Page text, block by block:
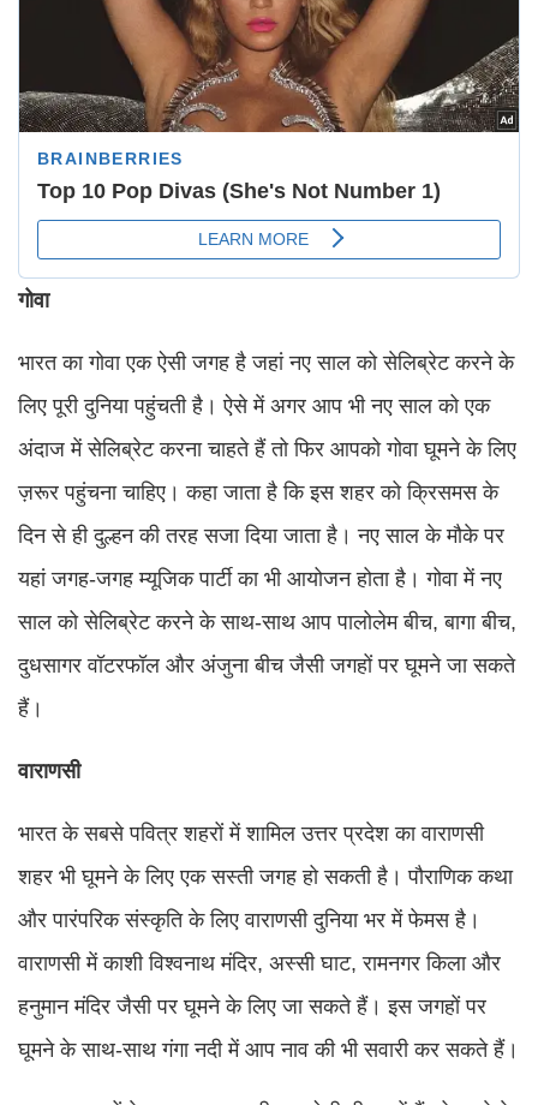
गोवा
भारत का गोवा एक ऐसी जगह है जहां नए साल को सेलिब्रेट करने के
लिए पूरी दुनिया पहुंचती है। ऐसे में अगर आप भी नए साल को एक
अंदाज में सेलिब्रेट करना चाहते हैं तो फिर आपको गोवा घूमने के लिए
ज़रूर पहुंचना चाहिए। कहा जाता है कि इस शहर को क्रिसमस के
दिन से ही दुल्हन की तरह सजा दिया जाता है। नए साल के मौके पर
यहां जगह-जगह म्यूजिक पार्टी का भी आयोजन होता है। गोवा में नए
साल को सेलिब्रेट करने के साथ-साथ आप पालोलेम बीच, बागा बीच,
दुधसागर वॉटरफॉल और अंजुना बीच जैसी जगहों पर घूमने जा सकते
हैं।
वाराणसी
भारत के सबसे पवित्र शहरों में शामिल उत्तर प्रदेश का वाराणसी
शहर भी घूमने के लिए एक सस्ती जगह हो सकती है। पौराणिक कथा
और पारंपरिक संस्कृति के लिए वाराणसी दुनिया भर में फेमस है।
वाराणसी में काशी विश्वनाथ मंदिर, अस्सी घाट, रामनगर किला और
हनुमान मंदिर जैसी पर घूमने के लिए जा सकते हैं। इस जगहों पर
घूमने के साथ-साथ गंगा नदी में आप नाव की भी सवारी कर सकते हैं।